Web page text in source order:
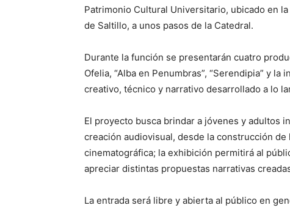
Patrimonio Cultural Universitario, ubicado en
de Saltillo, a unos pasos de la Catedral.
Durante la función se presentarán cuatro
Ofelia, “Alba en Penumbras”, “Serendipia” y
creativo, técnico y narrativo desarrollado a lo
El proyecto busca brindar a jóvenes y adultos
creación audiovisual, desde la construcción
cinematográfica; la exhibición permitirá al
apreciar distintas propuestas narrativas
La entrada será libre y abierta al público en